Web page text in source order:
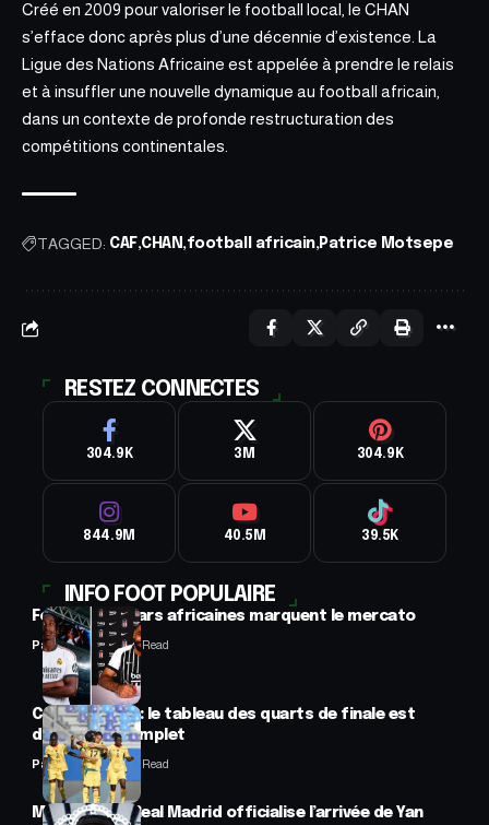
Créé en 2009 pour valoriser le football local, le CHAN
s’efface donc après plus d’une décennie d’existence. La
Ligue des Nations Africaine est appelée à prendre le relais
et à insuffler une nouvelle dynamique au football africain,
dans un contexte de profonde restructuration des
compétitions continentales.
TAGGED: CAF CHAN football africain Patrice Motsepe
RESTEZ CONNECTES
304.9K 3M 304.9K
844.9M 40.5M 39.5K
INFO FOOT POPULAIRE
Football : 2 stars africaines marquent le mercato
Panafrofoot2 Min Read
CAN féminine : le tableau des quarts de finale est
désormais complet
Panafrofoot2 Min Read
Mercato : Le Real Madrid officialise l’arrivée de Yan